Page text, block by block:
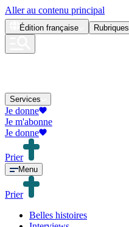
Aller au contenu principal
Édition française Rubriques
Services
Je donne
Je m'abonne
Je donne
Prier
Menu
Prier
Belles histoires